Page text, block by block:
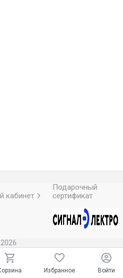
кабинет
Подарочный
сертификат
Избранное Войти